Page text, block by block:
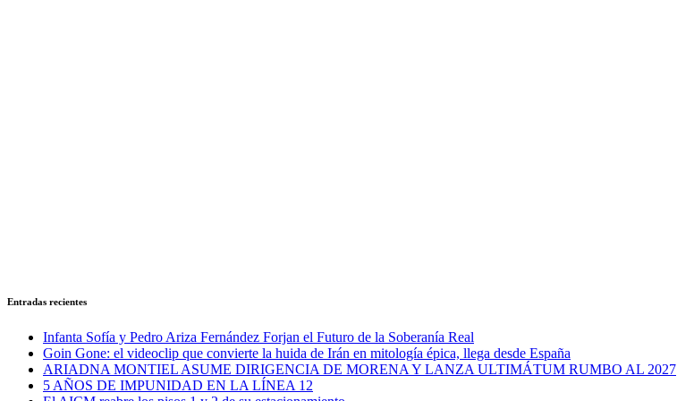
Entradas recientes
Infanta Sofía y Pedro Ariza Fernández Forjan el Futuro de la Soberanía Real
Goin Gone: el videoclip que convierte la huida de Irán en mitología épica, llega desde España
ARIADNA MONTIEL ASUME DIRIGENCIA DE MORENA Y LANZA ULTIMÁTUM RUMBO AL 2027
5 AÑOS DE IMPUNIDAD EN LA LÍNEA 12